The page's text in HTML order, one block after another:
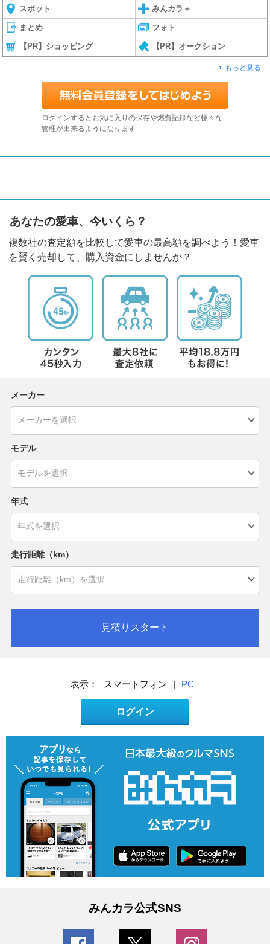
スポット みんカラ＋
まとめ フォト
【PR】ショッピング 【PR】オークション
もっと見る
ログインするとお気に入りの保存や燃費記録など様々な
管理が出来るようになります
あなたの愛車、今いくら？
複数社の査定額を比較して愛車の最高額を調べよう！愛車
を賢く売却して、購入資金にしませんか？
メーカー
モデル
年式
走行距離（km）
見積りスタート
表示： スマートフォン | PC
ログイン
みんカラ公式SNS